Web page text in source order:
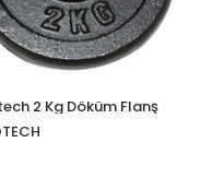
2 Kg Döküm Flanş